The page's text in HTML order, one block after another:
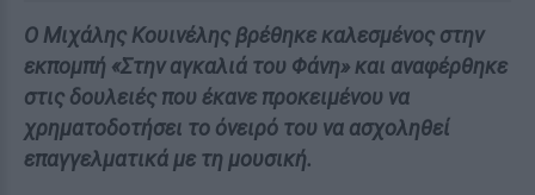
Ο Μιχάλης Κουινέλης βρέθηκε καλεσμένος στην
εκπομπή «Στην αγκαλιά του Φάνη» και αναφέρθηκε
στις δουλειές που έκανε προκειμένου να
χρηματοδοτήσει το όνειρό του να ασχοληθεί
επαγγελματικά με τη μουσική.